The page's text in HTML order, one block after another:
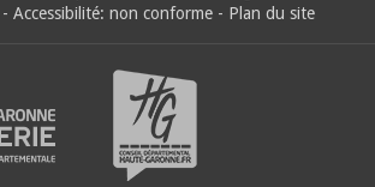
- Accessibilité: non conforme - Plan du site